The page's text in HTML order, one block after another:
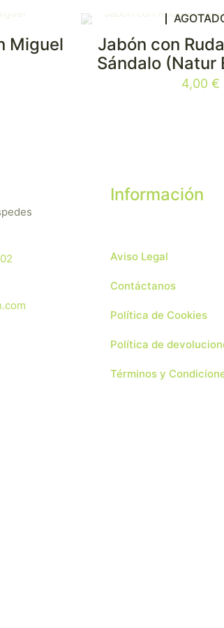
Miguel
Jabón con
Sándalo (Natur
4,00€
Información
Aviso Legal
Contáctanos
Política de Cookies
Política de
Términos y